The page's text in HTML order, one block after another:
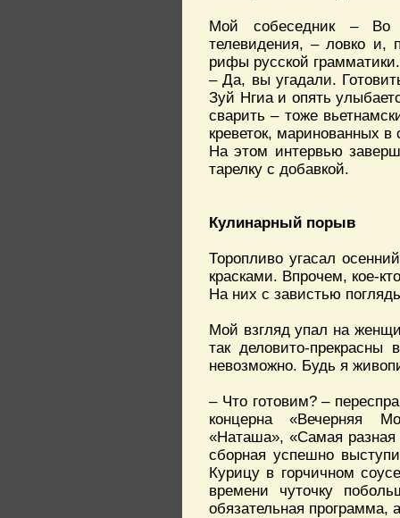
Мой собеседник – Во
телевидения, – ловко и,
рифы русской
– Да, вы угадали.
Зуй Нгиа и опять
сварить – тоже
креветок, маринованных в
На этом интервью
тарелку с добавкой.
Кулинарный порыв
Торопливо угасал
красками. Впрочем, кое-
На них с завистью
Мой взгляд упал на
так деловито-
невозможно. Будь я
– Что готовим? –
концерна «Вечерняя
«Наташа», «Самая
сборная успешно
Курицу в горчичном
времени чуточку
обязательная программа,